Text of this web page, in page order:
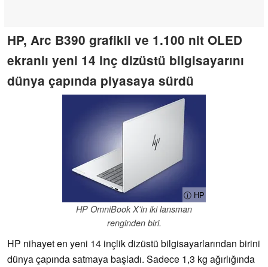
HP, Arc B390 grafikli ve 1.100 nit OLED
ekranlı yeni 14 inç dizüstü bilgisayarını
dünya çapında piyasaya sürdü
ⓘ HP
HP OmniBook X'in iki lansman
renginden biri.
HP nihayet en yeni 14 inçlik dizüstü bilgisayarlarından birini
dünya çapında satmaya başladı. Sadece 1,3 kg ağırlığında